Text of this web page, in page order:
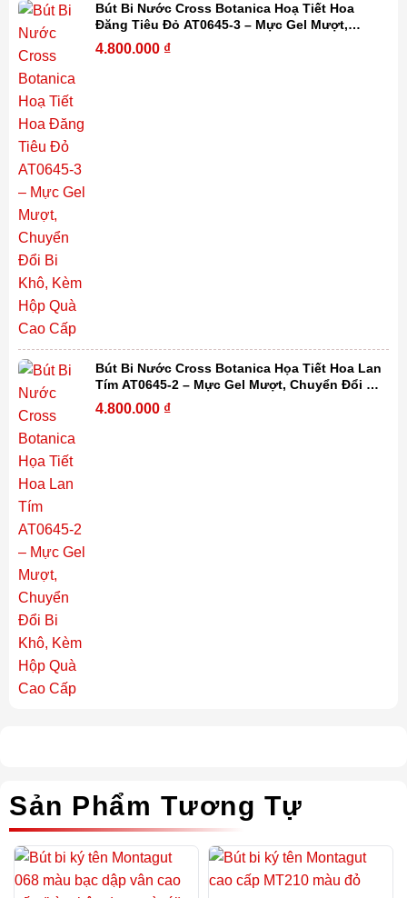
Bút Bi Nước Cross Botanica Hoạ Tiết Hoa
Đăng Tiêu Đỏ AT0645-3 – Mực Gel Mượt,
Chuyển Đổi Bi Khô, Kèm Hộp Quà Cao Cấp
4.800.000 ₫
Bút Bi Nước Cross Botanica Họa Tiết Hoa Lan
Tím AT0645-2 – Mực Gel Mượt, Chuyển Đổi Bi
Khô, Kèm Hộp Quà Cao Cấp
4.800.000 ₫
Sản Phẩm Tương Tự